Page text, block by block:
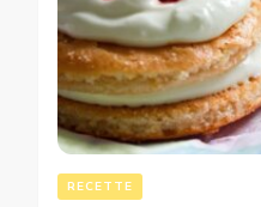
RECETTE